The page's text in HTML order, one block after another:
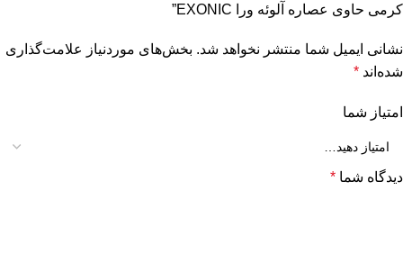
کرمی حاوی عصاره آلوئه ورا EXONIC”
نشانی ایمیل شما منتشر نخواهد شد. بخش‌های موردنیاز علامت‌گذاری
شده‌اند *
امتیاز شما
دیدگاه شما *